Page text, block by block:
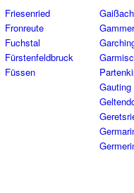
Friesenried
Fronreute
Fuchstal
Fürstenfeldbruck
Füssen
Gaißach
Gauting